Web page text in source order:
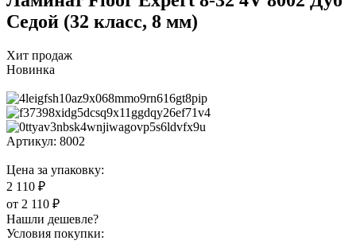
Седой (32 класс, 8 мм)
Хит продаж
Новинка
Артикул: 8002
Цена за упаковку:
2 110 ₽
от 2 110 ₽
Нашли дешевле?
Условия покупки: